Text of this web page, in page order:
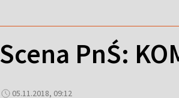
Scena PnŚ:
05.11.2018, 09:12